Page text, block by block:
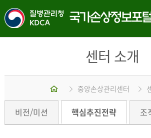
센터 소개
중앙손상관리센터
비전/미션 핵심추진전략 조